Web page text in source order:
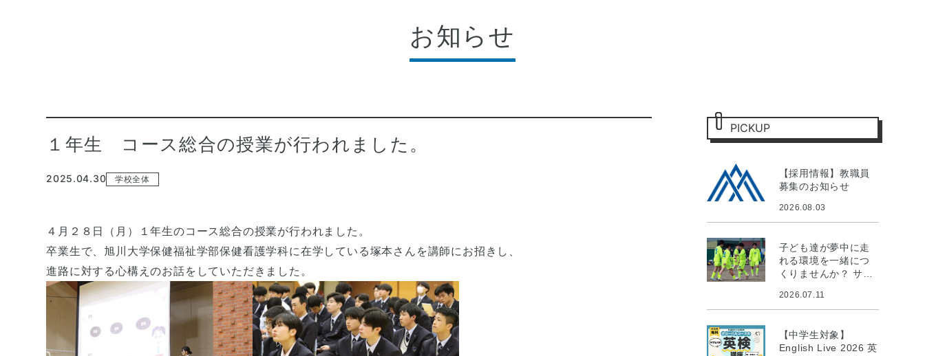
お知らせ
１年生 コース総合の授業が行われました。
2025.04.30 学校全体
４月２８日（月）１年生のコース総合の授業が行われました。
卒業生で、旭川大学保健福祉学部保健看護学科に在学している塚本さんを講師にお招きし、
進路に対する心構えのお話をしていただきました。
PICKUP
【採用情報】教職員
募集のお知らせ
2026.08.03
子ども達が夢中に走
れる環境を一緒につ
くりませんか？ サッ
ェクト
2026.07.11
【中学生対象】
English Live 2026 英